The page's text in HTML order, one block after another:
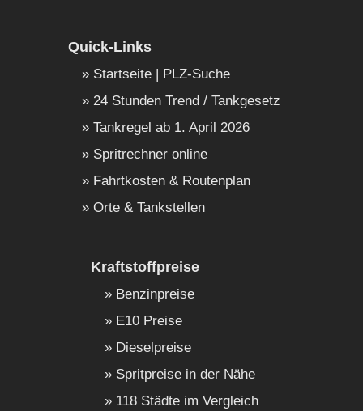
Quick-Links
Startseite | PLZ-Suche
24 Stunden Trend / Tankgesetz
Tankregel ab 1. April 2026
Spritrechner online
Fahrtkosten & Routenplan
Orte & Tankstellen
Kraftstoffpreise
Benzinpreise
E10 Preise
Dieselpreise
Spritpreise in der Nähe
118 Städte im Vergleich